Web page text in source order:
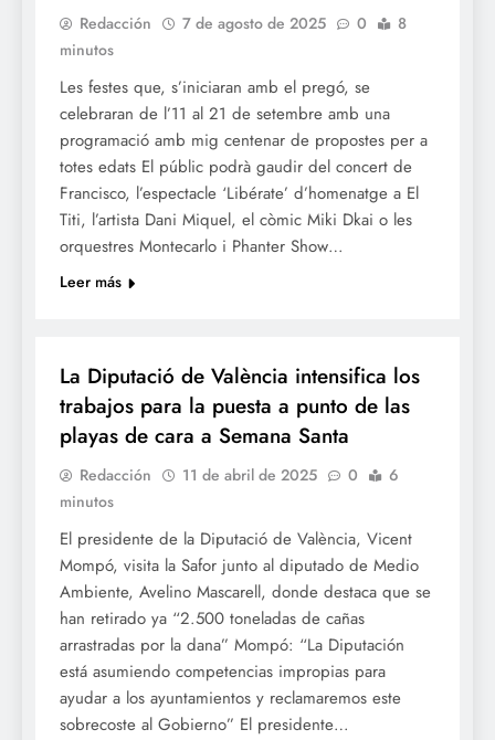
Redacción 7 de agosto de 2025 0
8
minutos
Les festes que, s’iniciaran amb el pregó, se
celebraran de l’11 al 21 de setembre amb una
programació amb mig centenar de propostes per a
totes edats El públic podrà gaudir del concert de
Francisco, l’espectacle ‘Libérate’ d’homenatge a El
Titi, l’artista Dani Miquel, el còmic Miki Dkai o les
orquestres Montecarlo i Phanter Show…
Leer más
La Diputació de València intensifica los
trabajos para la puesta a punto de las
playas de cara a Semana Santa
Redacción 11 de abril de 2025 0
6
minutos
El presidente de la Diputació de València, Vicent
Mompó, visita la Safor junto al diputado de Medio
Ambiente, Avelino Mascarell, donde destaca que se
han retirado ya “2.500 toneladas de cañas
arrastradas por la dana” Mompó: “La Diputación
está asumiendo competencias impropias para
ayudar a los ayuntamientos y reclamaremos este
sobrecoste al Gobierno” El presidente…